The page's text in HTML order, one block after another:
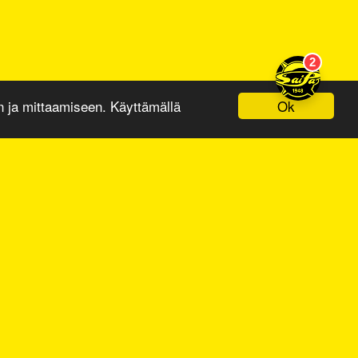
Ok
ja mittaamiseen. Käyttämällä